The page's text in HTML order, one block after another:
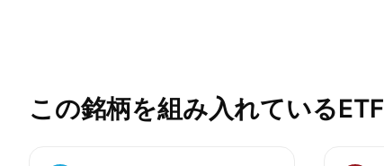
この銘柄を組み入れているETF